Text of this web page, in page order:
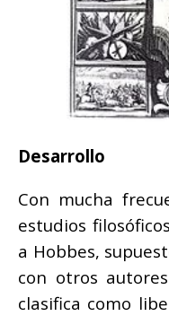
Desarrollo
Con mucha
estudios
a Hobbes,
con otros
clasifica como